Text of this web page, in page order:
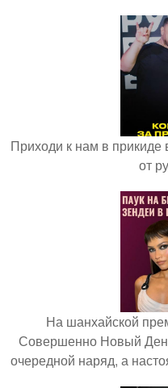
Приходи к нам в прикиде
от
На шанхайской
Совершенно Новый
очередной наряд, а